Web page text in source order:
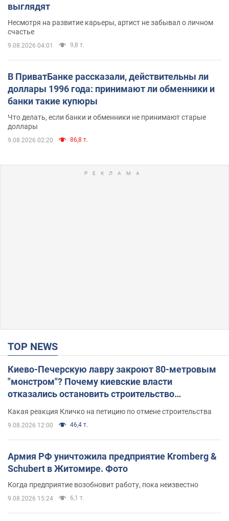
выглядят
Несмотря на развитие карьеры, артист не забывал о личном
счастье
9.08.2026 04:01 9,8 т.
В ПриватБанке рассказали, действительны ли
доллары 1996 года: принимают ли обменники и
банки такие купюры
Что делать, если банки и обменники не принимают старые
доллары
9.08.2026 02:20 86,8 т.
TOP NEWS
Киево-Печерскую лавру закроют 80-метровым
"монстром"? Почему киевские власти
отказались остановить строительство
Какая реакция Кличко на петицию по отмене строительства
9.08.2026 12:00 46,4 т.
Армия РФ уничтожила предприятие Kromberg &
Schubert в Житомире. Фото
Когда предприятие возобновит работу, пока неизвестно
9.08.2026 15:24 6,1 т.